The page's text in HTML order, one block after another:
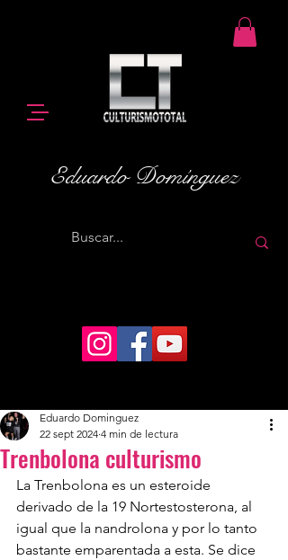
Eduardo Domínguez
Trenbolona culturismo
Eduardo Dominguez
22 sept 2024 4 min de lectura
La Trenbolona es un esteroide
derivado de la 19 Nortestosterona, al
igual que la nandrolona y por lo tanto
bastante emparentada a esta. Se dice